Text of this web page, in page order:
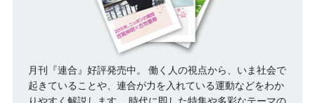
月刊『連合』好評発売中。 働く人の視点から、いま社会で
起きていることや、連合が力を入れている運動などをわか